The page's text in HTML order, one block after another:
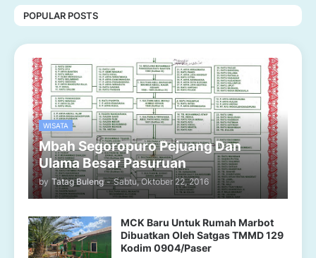
POPULAR POSTS
WISATA
Mbah Segoropuro Pejuang Dan
Ulama Besar Pasuruan
by Tatag Buleng - Sabtu, Oktober 22, 2016
MCK Baru Untuk Rumah Marbot
Dibuatkan Oleh Satgas TMMD 129
Kodim 0904/Paser